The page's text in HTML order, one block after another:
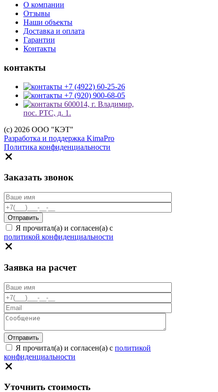
О компании
Отзывы
Наши объекты
Доставка и оплата
Гарантии
Контакты
контакты
+7 (4922) 60-25-26
+7 (920) 900-68-05
600014, г. Владимир,
пос. РТС, д. 1.
(c) 2026 ООО "КЭТ"
Разработка и поддержка KimaPro
Политика конфиденциальности
Заказать звонок
Я прочитал(а) и согласен(а) с
политикой конфиденциальности
Заявка на расчет
Я прочитал(а) и согласен(а) с политикой
конфиденциальности
Уточнить стоимость